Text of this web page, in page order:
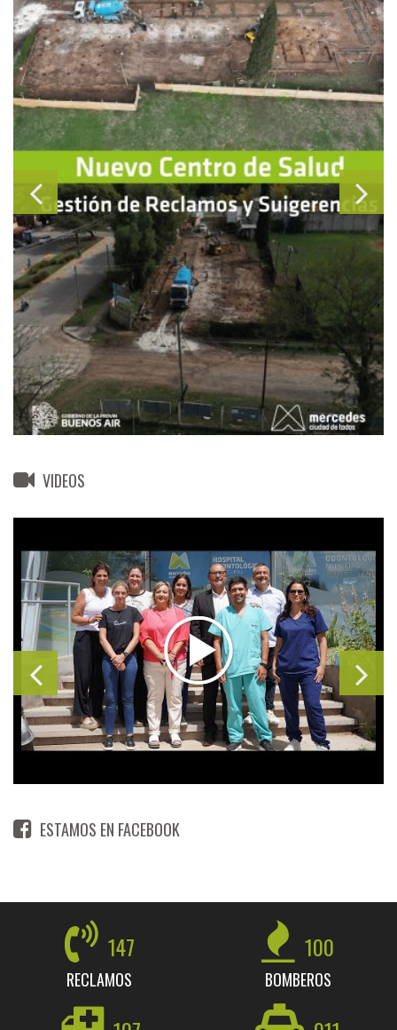
VIDEOS
ESTAMOS EN FACEBOOK
147
RECLAMOS
100
BOMBEROS